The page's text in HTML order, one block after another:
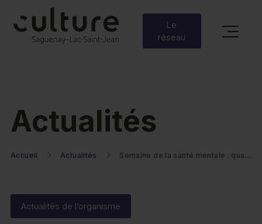
Le
réseau
Actualités
Accueil Actualités Semaine de la santé mentale : quand la musique rappelle l’importance de faire une pause
Actualités de l’organisme